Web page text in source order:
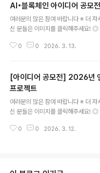
AI•블록체인 아이디어 공모전
여러분의 많은 참여 바랍니다 ※ 더 자
신 분들은 이미지를 클릭해주세요! ◎
• 산업과 시장의 문제를 직접 정의하
싶은 분 ◎ 챌린지 주제• 예선: 직접
업·시장 내 반복되는 문제를 정의하고,
분석한 뒤 AI/블록체인이 만들 수 있는
시하세요.• 본선: 제공된 자원($500
요. ◎ 모집 대상• 국내·외 대학 및 대
0 0 2026. 3. 13.
[아이디어 공모전] 2026년
프로젝트
여러분의 많은 참여 바랍니다 ※ 더 자
신 분들은 이미지를 클릭해주세요! ◎
생활에서 겪는 문제점들을 직접 발굴
(60~) 세대의 연령별 문제 지정공모
0 0 2026. 3. 12.